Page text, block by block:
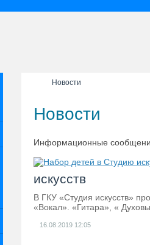
Новости
Новости
Информационные
искусств
В ГКУ «Студия искусств»
«Вокал». «Гитара», «
16.08.2019 12:05